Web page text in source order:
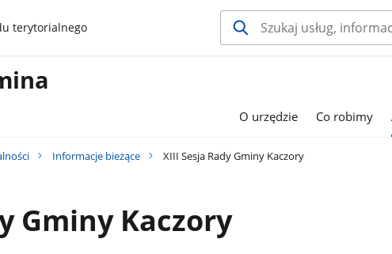
terytorialnego
O urzędzie Co robimy
Informacje bieżące XIII Sesja Rady Gminy Kaczory
Gminy Kaczory